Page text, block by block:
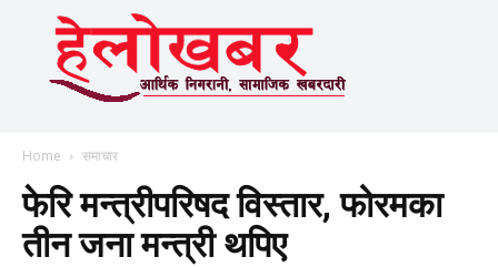
Home समाचार
फेरि मन्त्रीपरिषद विस्तार, फोरमका
तीन जना मन्त्री थपिए